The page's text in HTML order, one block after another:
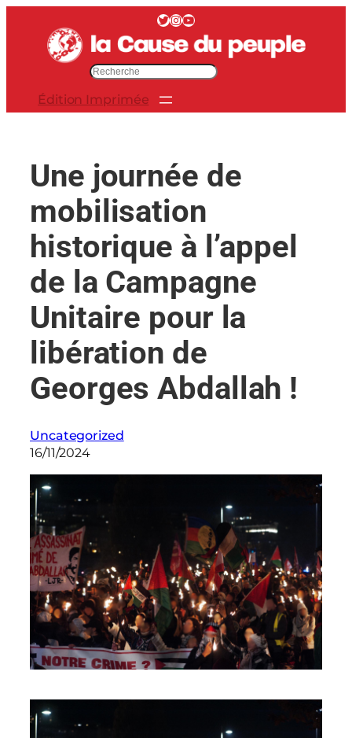
contenu
Twitter InstagramYouTube
e
r
Édition Imprimée
Une journée de
mobilisation
historique à l’appel
de la Campagne
Unitaire pour la
libération de
Georges Abdallah !
Uncategorized
16/11/2024